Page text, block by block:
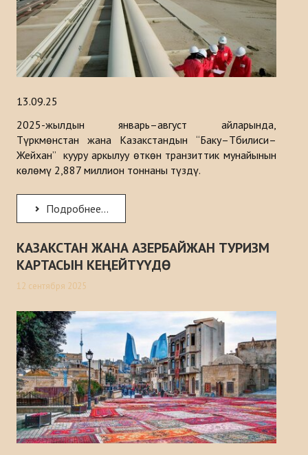
ДОЛБООРЛОР
БАЙЛАНЫШ
13.09.25
2025-жылдын январь–август айларында,
Түркмөнстан жана Казакстандын “Баку–Тбилиси–
Жейхан” кууру аркылуу өткөн транзиттик мунайынын
көлөмү 2,887 миллион тоннаны түздү.
Подробнее...
КАЗАКСТАН ЖАНА АЗЕРБАЙЖАН ТУРИЗМ
КАРТАСЫН КЕҢЕЙТҮҮДӨ
12 сентября 2025